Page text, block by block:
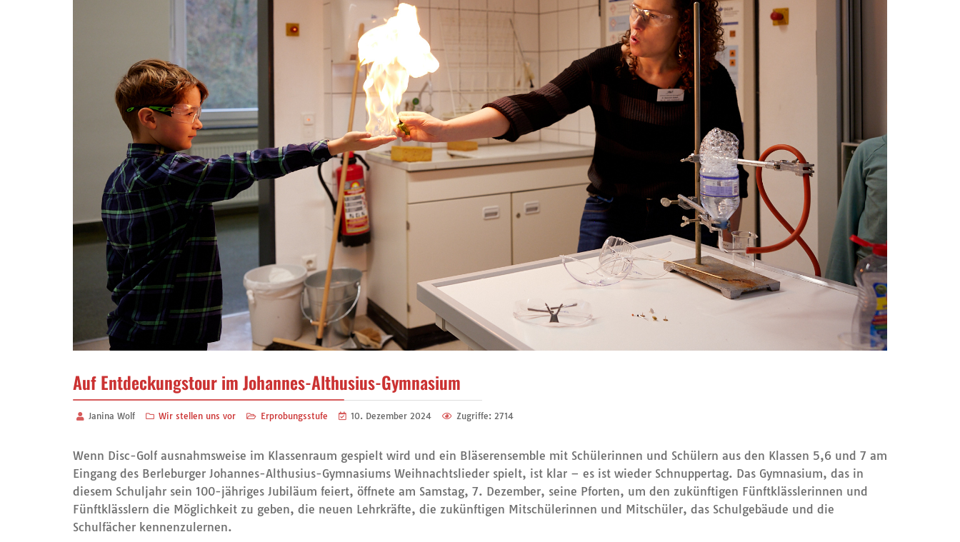
Auf Entdeckungstour im Johannes-Althusius-Gymnasium
Janina Wolf Wir stellen uns vor Erprobungsstufe 10. Dezember 2024 Zugriffe: 2714
Wenn Disc-Golf ausnahmsweise im Klassenraum gespielt wird und ein Bläserensemble mit Schülerinnen und Schülern aus den Klassen 5,6 und 7 am
Eingang des Berleburger Johannes-Althusius-Gymnasiums Weihnachtslieder spielt, ist klar – es ist wieder Schnuppertag. Das Gymnasium, das in
diesem Schuljahr sein 100-jähriges Jubiläum feiert, öffnete am Samstag, 7. Dezember, seine Pforten, um den zukünftigen Fünftklässlerinnen und
Fünftklässlern die Möglichkeit zu geben, die neuen Lehrkräfte, die zukünftigen Mitschülerinnen und Mitschüler, das Schulgebäude und die
Schulfächer kennenzulernen.